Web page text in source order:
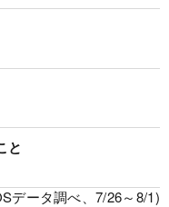
と
データ調べ、7/26～8/1)